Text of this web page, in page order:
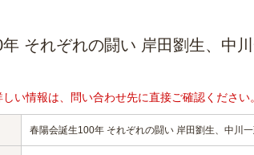
それぞれの闘い 岸田劉生、中
い情報は、問い合わせ先に直接ご確認ください。
春陽会誕生100年 それぞれの闘い 岸田劉生、中川